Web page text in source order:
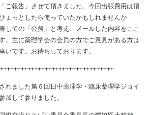
ご報告」させて頂きました。今回出張費用は頂
ょっとしたら使っていたかもしれませんか
しての「公務」と考え、メールした内容をここ
。主に薬理学会の会員の方でご意見がある方は
いです。お待ちしております。
れました第６回日中薬理学・臨床薬理学ジョイ
加して参りました。